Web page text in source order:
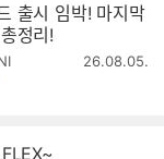
출시 임박! 마지막
정리!
작
26.08.05.